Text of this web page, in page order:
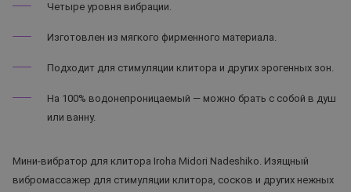
Четыре уровня вибрации.
Изготовлен из мягкого фирменного материала.
Подходит для стимуляции клитора и других эрогенных зон.
На 100% водонепроницаемый — можно брать с собой в душ
или ванну.
Мини-вибратор для клитора Iroha Midori Nadeshiko. Изящный
вибромассажер для стимуляции клитора, сосков и других нежных